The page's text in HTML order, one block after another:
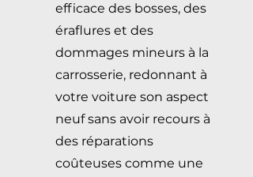
efficace des bosses, des
éraflures et des
dommages mineurs à la
carrosserie, redonnant à
votre voiture son aspect
neuf sans avoir recours à
des réparations
coûteuses comme une